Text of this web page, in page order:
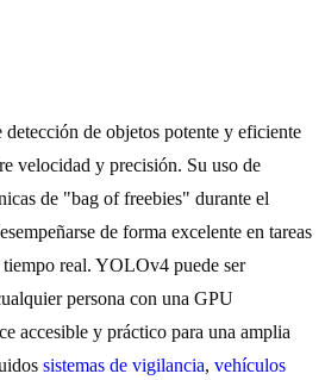
de objetos potente y eficiente
velocidad y precisión. Su uso de
de "bag of freebies" durante el
de forma excelente en tareas
real. YOLOv4 puede ser
persona con una GPU
accesible y práctico para una amplia
sistemas de vigilancia, vehículos